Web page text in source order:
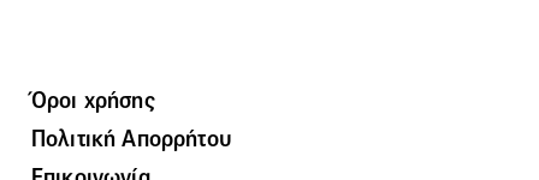
Όροι χρήσης
Πολιτική Απορρήτου